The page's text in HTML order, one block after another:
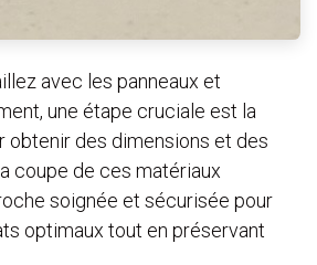
avec les panneaux et
une étape cruciale est la
obtenir des dimensions et des
coupe de ces matériaux
soignée et sécurisée pour
optimaux tout en préservant